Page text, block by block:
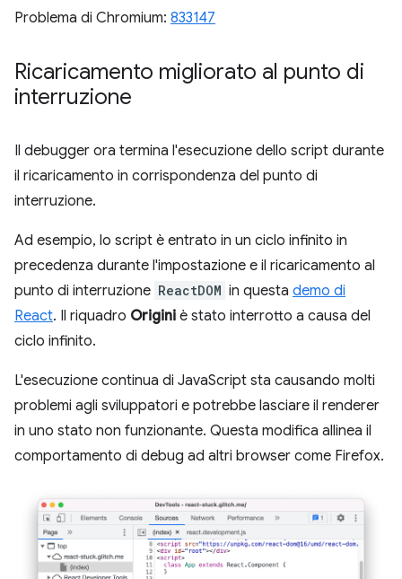
Problema di Chromium: 833147
Ricaricamento migliorato al punto di
interruzione
Il debugger ora termina l'esecuzione dello script durante
il ricaricamento in corrispondenza del punto di
interruzione.
Ad esempio, lo script è entrato in un ciclo infinito in
precedenza durante l'impostazione e il ricaricamento al
punto di interruzione ReactDOM in questa demo di
React. Il riquadro Origini è stato interrotto a causa del
ciclo infinito.
L'esecuzione continua di JavaScript sta causando molti
problemi agli sviluppatori e potrebbe lasciare il renderer
in uno stato non funzionante. Questa modifica allinea il
comportamento di debug ad altri browser come Firefox.